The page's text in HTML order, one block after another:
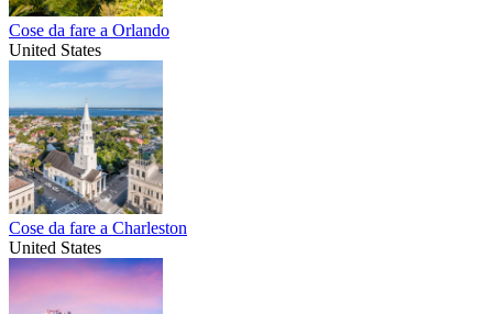
Cose da fare a Orlando
United States
Cose da fare a Charleston
United States